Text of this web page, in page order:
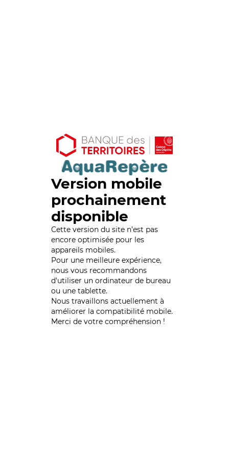
Version mobile
prochainement
disponible
Cette version du site n’est pas
encore optimisée pour les
appareils mobiles.
Pour une meilleure expérience,
nous vous recommandons
d'utiliser un ordinateur de bureau
ou une tablette.
Nous travaillons actuellement à
améliorer la compatibilité mobile.
Merci de votre compréhension !